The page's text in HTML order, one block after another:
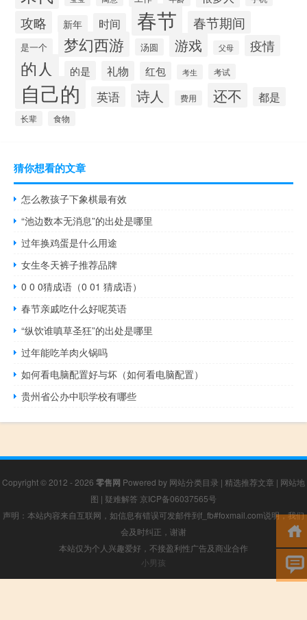
攻略 新年 时间 春节 春节期间
是一个 梦幻西游 汤圆 游戏 父母 疫情
的人 的是 礼物 红包 考生 考试
自己的 英语 诗人 费用 还不 都是
长辈 食物
猜你想看的文章
怎么教孩子下象棋最有效
“池边数本无消息”的出处是哪里
过年换鸡蛋是什么用途
女生冬天裤子推荐品牌
0 0 0猜成语（0 01 猜成语）
春节亲戚吃什么好呢英语
“纵饮谁嗔草圣狂”的出处是哪里
过年能吃羊肉火锅吗
如何看电脑配置好与坏（如何看电脑配置）
贵州省公办中职学校有哪些
Copyright © 2012 - 2026 零售网 Powered by 网站分类目录 | 精选推荐文章 | 网站地
图 | 疑难解答 京ICP备06037565号
声明：本站内容来自互联网，如信息有错误可发邮件到f_fb#foxmail.com说明，我们
会及时纠正，谢谢
本站仅为个人兴趣爱好，不接盈利性广告及商业合作
小男孩